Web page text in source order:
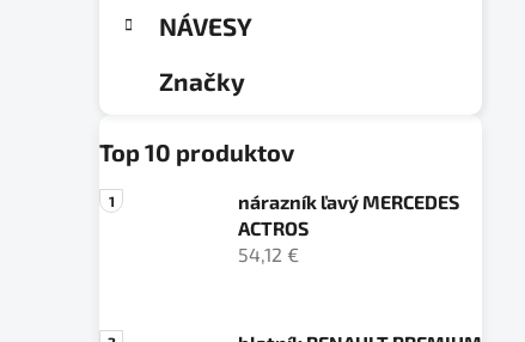
NÁVESY
Značky
Top 10 produktov
nárazník ľavý MERCEDES
ACTROS
54,12 €